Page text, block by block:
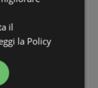
il
la Policy